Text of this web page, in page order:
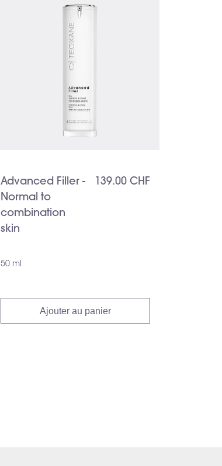
Advanced Filler -
Normal to
combination
skin
139.00 CHF
50 ml
Ajouter au panier